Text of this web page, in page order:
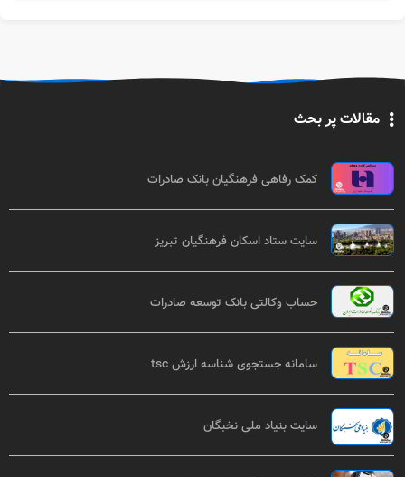
مقالات پر بحث
کمک رفاهی فرهنگیان بانک صادرات
سایت ستاد اسکان فرهنگیان تبریز
حساب وکالتی بانک توسعه صادرات
سامانه جستجوی شناسه ارزش tsc
سایت بنیاد ملی نخبگان